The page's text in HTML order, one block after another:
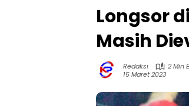
Longsor
Masih
Redaksi
2 Min
15 Maret 2023